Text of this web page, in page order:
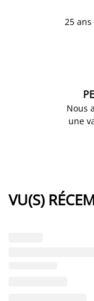
25
Nous
une
VU(S)